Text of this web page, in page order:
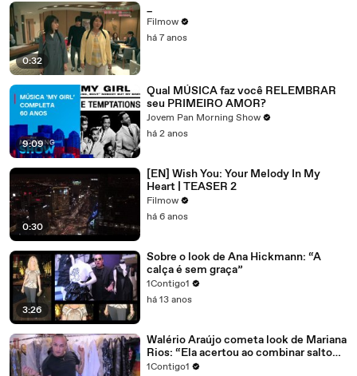
0:32
_
Filmow
há 7 anos
9:09
Qual MÚSICA faz você RELEMBRAR
seu PRIMEIRO AMOR?
Jovem Pan Morning Show
há 2 anos
0:30
[EN] Wish You: Your Melody In My
Heart | TEASER 2
Filmow
há 6 anos
3:26
Sobre o look de Ana Hickmann: “A
calça é sem graça”
1Contigo1
há 13 anos
Walério Araújo cometa look de Mariana
Rios: “Ela acertou ao combinar salto
alto e calça estampada”
1Contigo1